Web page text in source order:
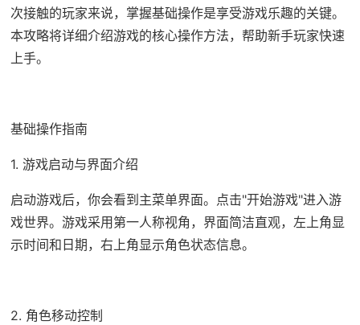
次接触的玩家来说，掌握基础操作是享受游戏乐趣的关键。
本攻略将详细介绍游戏的核心操作方法，帮助新手玩家快速
上手。
基础操作指南
1. 游戏启动与界面介绍
启动游戏后，你会看到主菜单界面。点击"开始游戏"进入游
戏世界。游戏采用第一人称视角，界面简洁直观，左上角显
示时间和日期，右上角显示角色状态信息。
2. 角色移动控制